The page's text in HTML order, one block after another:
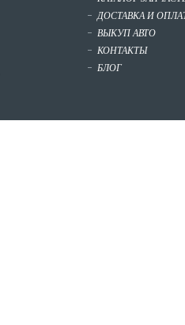
ДОСТАВКА И
ВЫКУП АВТО
КОНТАКТЫ
БЛОГ